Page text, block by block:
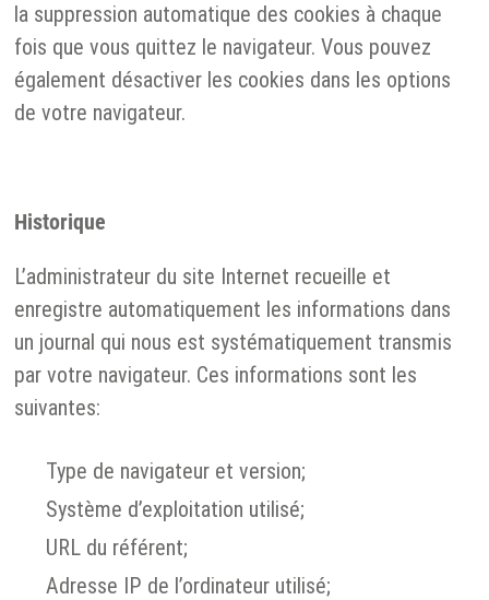
la suppression automatique des cookies à chaque
fois que vous quittez le navigateur. Vous pouvez
également désactiver les cookies dans les options
de votre navigateur.
Historique
L’administrateur du site Internet recueille et
enregistre automatiquement les informations dans
un journal qui nous est systématiquement transmis
par votre navigateur. Ces informations sont les
suivantes:
Type de navigateur et version;
Système d’exploitation utilisé;
URL du référent;
Adresse IP de l’ordinateur utilisé;